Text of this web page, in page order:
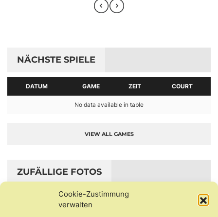
Cookie-Zustimmung
verwalten
NÄCHSTE SPIELE
DATUM GAME ZEIT COURT
No data available in table
VIEW ALL GAMES
ZUFÄLLIGE FOTOS